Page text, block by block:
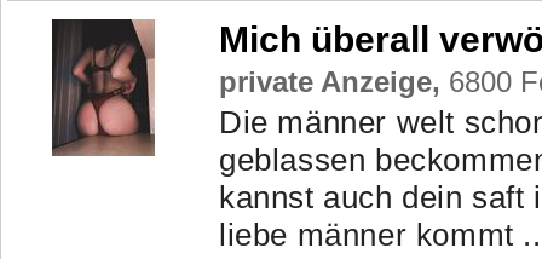
Mich überall
private Anzeige, 6800
Die männer welt
geblassen
kannst auch dein saft
liebe männer kommt